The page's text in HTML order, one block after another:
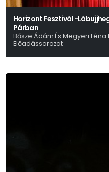
Horizont Fesztivál -
Párban
Bősze Ádám És Megyeri
Előadássorozat